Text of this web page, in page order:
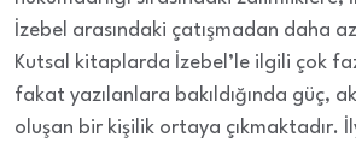
İzebel arasındaki çatışmadan daha
Kutsal kitaplarda İzebel’le ilgili çok
fakat yazılanlara bakıldığında güç,
oluşan bir kişilik ortaya çıkmaktadır.